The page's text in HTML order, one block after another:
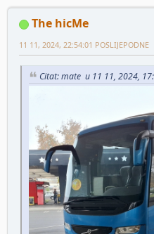
The hicMe
11 11, 2024, 22:54:01 POSLIJEPODNE
Citat: mate u 11 11, 2024,